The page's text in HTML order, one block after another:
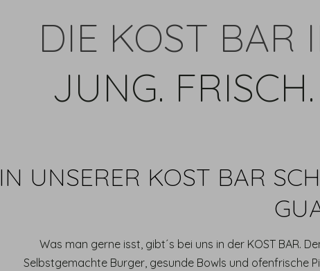
DIE KOST BAR
JUNG.
IN UNSERER KOST BAR
Was man gerne isst, gibt´s bei uns in der KOST BAR.
Selbstgemachte Burger, gesunde Bowls und ofenfrische